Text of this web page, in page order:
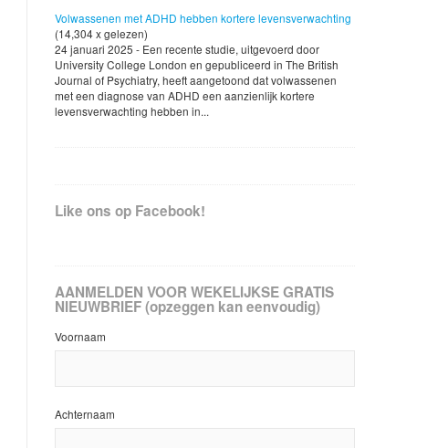
Volwassenen met ADHD hebben kortere levensverwachting
(14,304 x gelezen)
24 januari 2025 - Een recente studie, uitgevoerd door
University College London en gepubliceerd in The British
Journal of Psychiatry, heeft aangetoond dat volwassenen
met een diagnose van ADHD een aanzienlijk kortere
levensverwachting hebben in...
Like ons op Facebook!
AANMELDEN VOOR WEKELIJKSE GRATIS
NIEUWBRIEF (opzeggen kan eenvoudig)
Voornaam
Achternaam